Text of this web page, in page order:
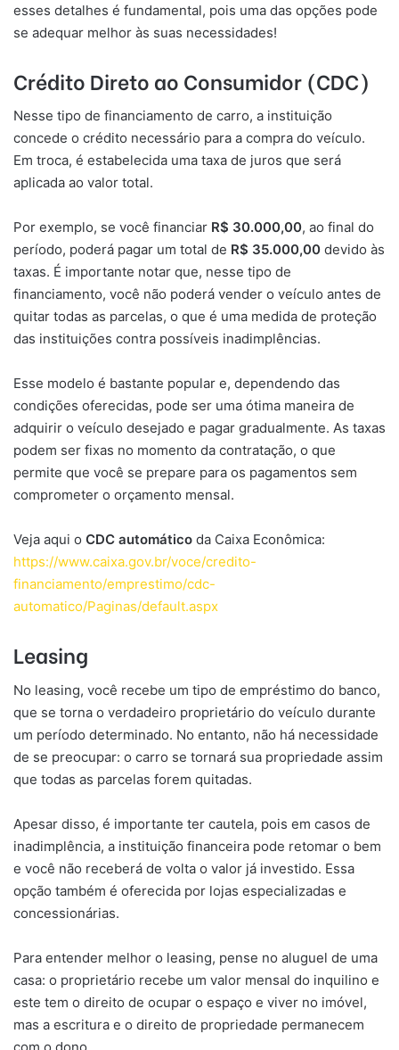
esses detalhes é fundamental, pois uma das opções pode
se adequar melhor às suas necessidades!
Crédito Direto ao Consumidor (CDC)
Nesse tipo de financiamento de carro, a instituição
concede o crédito necessário para a compra do veículo.
Em troca, é estabelecida uma taxa de juros que será
aplicada ao valor total.
Por exemplo, se você financiar R$ 30.000,00, ao final do
período, poderá pagar um total de R$ 35.000,00 devido às
taxas. É importante notar que, nesse tipo de
financiamento, você não poderá vender o veículo antes de
quitar todas as parcelas, o que é uma medida de proteção
das instituições contra possíveis inadimplências.
Esse modelo é bastante popular e, dependendo das
condições oferecidas, pode ser uma ótima maneira de
adquirir o veículo desejado e pagar gradualmente. As taxas
podem ser fixas no momento da contratação, o que
permite que você se prepare para os pagamentos sem
comprometer o orçamento mensal.
Veja aqui o CDC automático da Caixa Econômica:
https://www.caixa.gov.br/voce/credito-
financiamento/emprestimo/cdc-
automatico/Paginas/default.aspx
Leasing
No leasing, você recebe um tipo de empréstimo do banco,
que se torna o verdadeiro proprietário do veículo durante
um período determinado. No entanto, não há necessidade
de se preocupar: o carro se tornará sua propriedade assim
que todas as parcelas forem quitadas.
Apesar disso, é importante ter cautela, pois em casos de
inadimplência, a instituição financeira pode retomar o bem
e você não receberá de volta o valor já investido. Essa
opção também é oferecida por lojas especializadas e
concessionárias.
Para entender melhor o leasing, pense no aluguel de uma
casa: o proprietário recebe um valor mensal do inquilino e
este tem o direito de ocupar o espaço e viver no imóvel,
mas a escritura e o direito de propriedade permanecem